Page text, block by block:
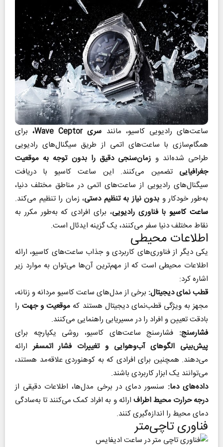
ساعت‌های رادیویی کاسیو، مانند سری Wave Ceptor،
برای
همگام‌سازی با ساعت‌های اتمی از طریق سیگنال‌های رادیویی
طراحی شده‌اند و زمان‌سنجی دقیق را بدون توجه به موقعیت
جغرافیایی تضمین می‌کنند. این ساعت‌ کاسیو با دریافت
سیگنال‌های رادیویی از ساعت‌های اتمی در مناطق مختلف دنیا،
به‌طور خودکار و بدون نیاز به تنظیم دستی، زمان را تنظیم می‌کند.
ساعت کاسیوبا فناوری رادیویی، برای افرادی که به‌طور مکرر به
نقاط مختلف دنیا سفر می‌کنند، یک گزينه ایدئال است.
اطلاعات محیطی
یکی دیگر از فناوری‌های کاربردی و جذاب ساعت‌های کاسیو، ارائه
اطلاعات محیطی است که از مهم‌ترین آن‌ها می‌توان به موارد زیر
اشاره کرد:
قطب‌ نمای دیجیتال: برخی از مدل‌های ساعت کاسیو مردانه و زنانه،
مجهز به ویژگی قطب‌نمای دیجیتال هستند که موقعیت و جهترا
بادقت تعیین و افراد را در مسیریابی راهنمایی می‌کنند.
فشارسنج: فشارسنج ساعت‌های کاسیو، روشی یکپارچه برای
پیش‌بینی الگوهای آب‌و‌هوایی و تغییرات فشار اتمسفر ارائه
می‌دهند. همچنین برای افرادی که به کوهنوردی علاقه‌مد هستند،
می‌توانند یک ابزار کاربردی باشند.
داده‌های دما: سنسور دمای در برخی مدل‌ها، اطلاعات دقیقی از
درجه حرارت محیط اطراف ارائه و به افراد کمک می‌کنند تا به‌سادگی
دمای محیط را اندازه‌گیری کنند.
فناوری تاچی‌متر